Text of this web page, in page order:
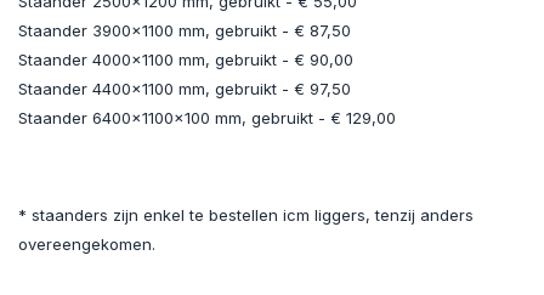
Staander 3900x1100 mm, gebruikt - € 87,50
Staander 4000x1100 mm, gebruikt - € 90,00
Staander 4400x1100 mm, gebruikt - € 97,50
Staander 6400x1100x100 mm, gebruikt - € 129,00
* staanders zijn enkel te bestellen icm liggers, tenzij anders
overeengekomen.